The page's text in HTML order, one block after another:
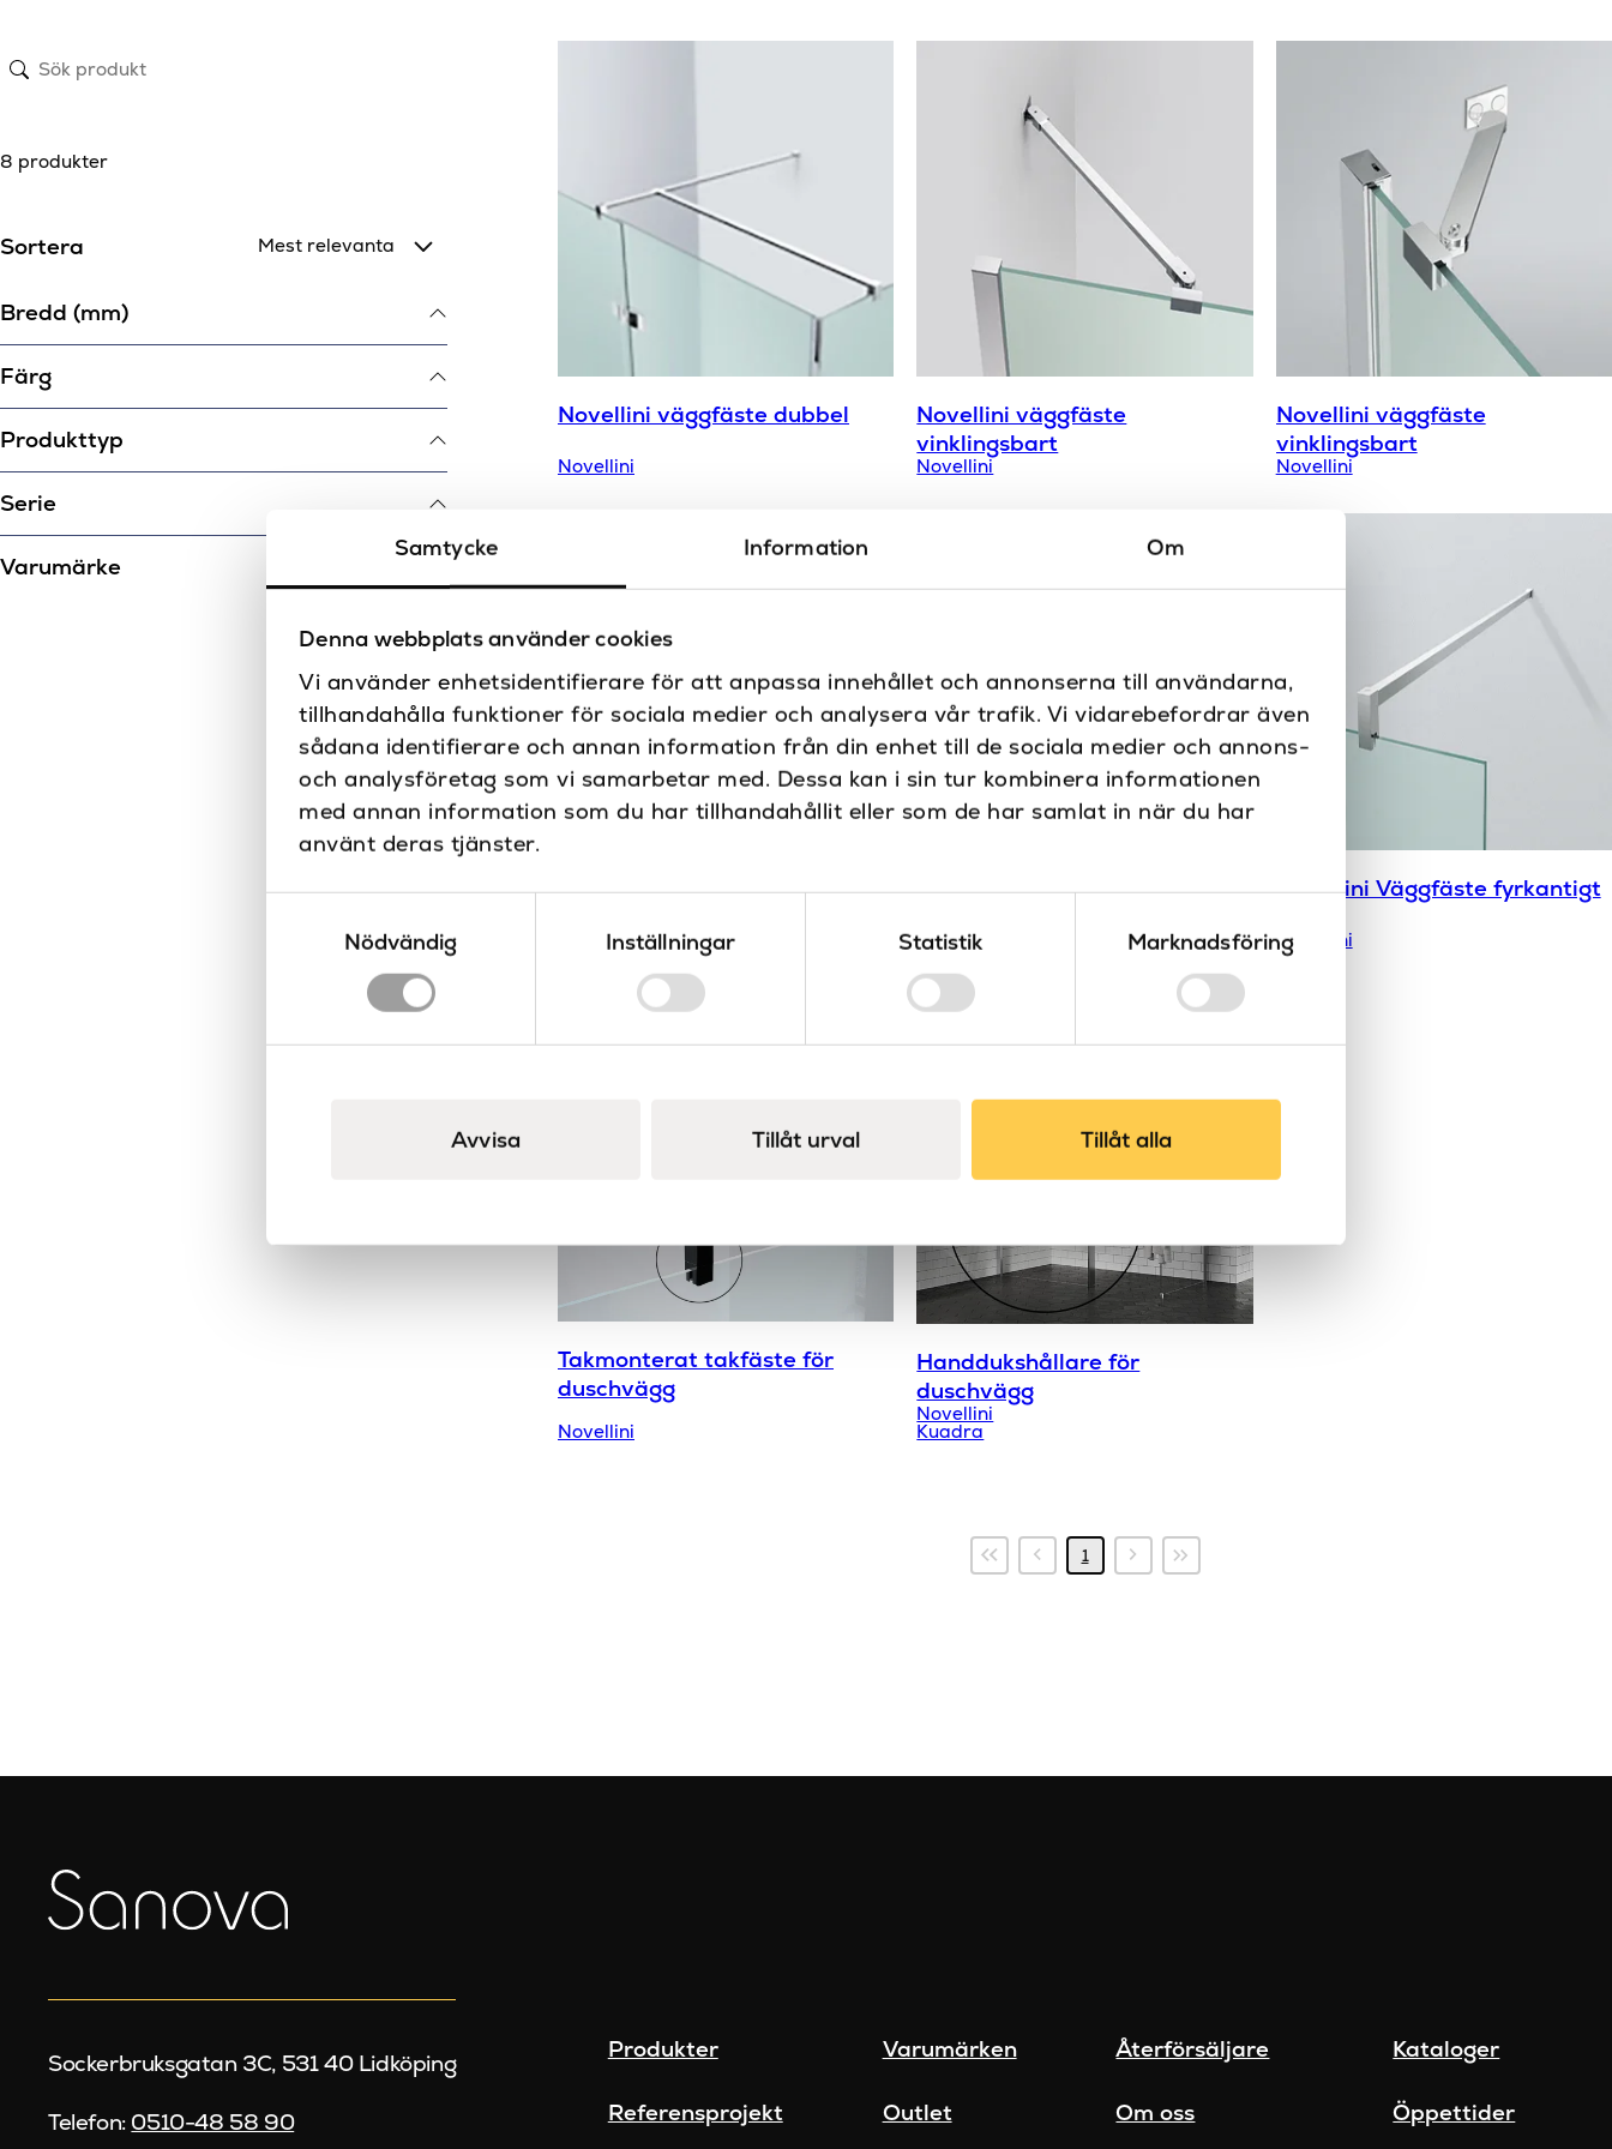
Samtycke Information Om
Denna webbplats använder cookies
Vi använder enhetsidentifierare för att anpassa innehållet och annonserna till användarna,
tillhandahålla funktioner för sociala medier och analysera vår trafik. Vi vidarebefordrar även
sådana identifierare och annan information från din enhet till de sociala medier och annons-
och analysföretag som vi samarbetar med. Dessa kan i sin tur kombinera informationen
med annan information som du har tillhandahållit eller som de har samlat in när du har
använt deras tjänster.
Nödvändig
Inställningar Statistik Marknadsföring
Avvisa Tillåt urval Tillåt alla
8 produkter
Sortera
Bredd (mm)
Färg
Produkttyp
Serie
Varumärke
Novellini väggfäste dubbel
Novellini
Novellini väggfäste
vinklingsbart
Novellini
Novellini väggfäste
vinklingsbart
Novellini
fyrkantigt
Novellini
Novellini Väggram rak
Novellini
Novellini Väggfäste fyrkantigt
Novellini
Takmonterat takfäste för
duschvägg
Novellini
Handdukshållare för
duschvägg
Novellini
Kuadra
Första
sidan
Föregående
sida
1
Nästa
sida
Sista
sidan
Sockerbruksgatan 3C, 531 40 Lidköping
Telefon: 0510-48 58 90
Produkter Varumärken Återförsäljare Kataloger
Referensprojekt Outlet Om oss Öppettider